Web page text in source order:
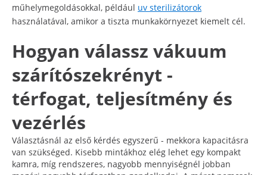
műhelymegoldásokkal, például uv sterilizátorok
használatával, amikor a tiszta munkakörnyezet kiemelt cél.
Hogyan válassz vákuum
szárítószekrényt -
térfogat, teljesítmény és
vezérlés
Választásnál az első kérdés egyszerű - mekkora kapacitásra
van szükséged. Kisebb mintákhoz elég lehet egy kompakt
kamra, míg rendszeres, nagyobb mennyiségnél jobban